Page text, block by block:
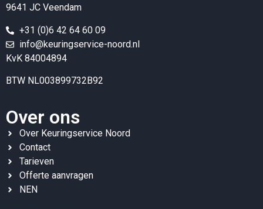
9641 JC Veendam
+31 (0)6 42 64 60 09
info@keuringservice-noord.nl
KvK 84004894
BTW NL003899732B92
Over ons
Over Keuringservice Noord
Contact
Tarieven
Offerte aanvragen
NEN